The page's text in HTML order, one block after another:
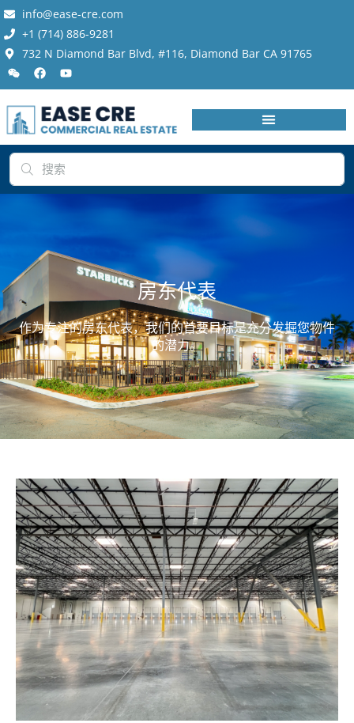
info@ease-cre.com
+1 (714) 886-9281
732 N Diamond Bar Blvd, #116, Diamond Bar CA 91765
房东代表
作为专注的房东代表，我们的首要目标是充分发掘您物件
的潜力。